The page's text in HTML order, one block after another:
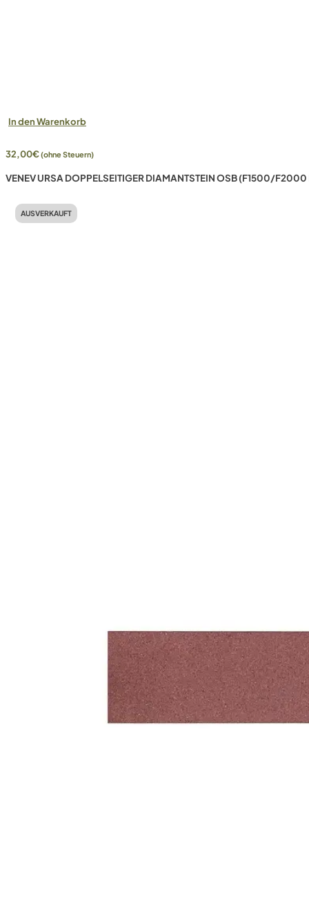
In den Warenkorb
32,00€(ohne Steuern)
VENEV URSA DOPPELSEITIGER DIAMANTSTEIN OSB (F1500/
AUSVERKAUFT